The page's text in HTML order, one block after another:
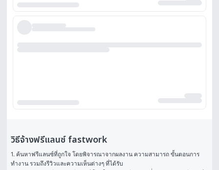
วิธีจ้างฟรีแลนซ์ fastwork
1. ค้นหาฟรีแลนซ์ที่ถูกใจ โดยพิจารณาจากผลงาน ความสามารถ ขั้นตอนการ
ทำงาน รวมถึงรีวิวและความเห็นต่างๆ ที่ได้รับ